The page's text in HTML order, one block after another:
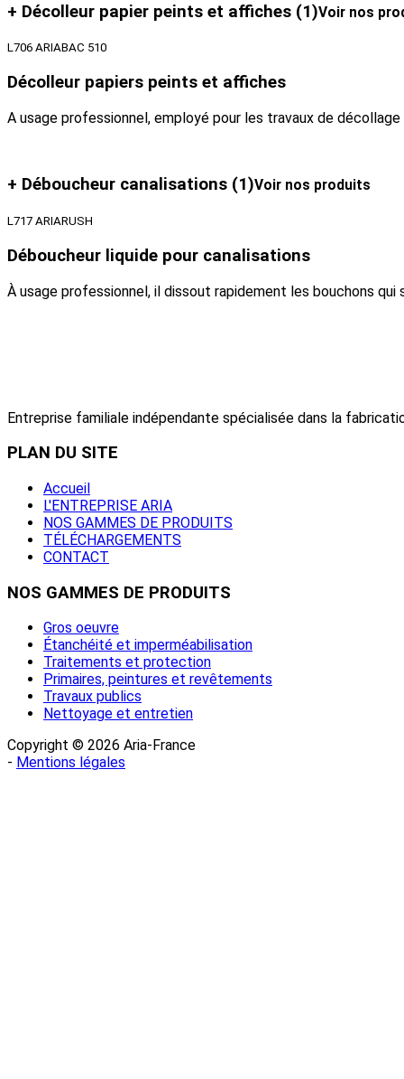
+ Décolleur papier peints et affiches (1)Voir nos
L706 ARIABAC 510
Décolleur papiers peints et affiches
A usage professionnel, employé pour les travaux de
+ Déboucheur canalisations (1)Voir nos produits
L717 ARIARUSH
Déboucheur liquide pour canalisations
À usage professionnel, il dissout rapidement les bouchons
Entreprise familiale indépendante spécialisée dans la
PLAN DU SITE
Accueil
L'ENTREPRISE ARIA
NOS GAMMES DE PRODUITS
TÉLÉCHARGEMENTS
CONTACT
NOS GAMMES DE PRODUITS
Gros oeuvre
Étanchéité et imperméabilisation
Traitements et protection
Primaires, peintures et revêtements
Travaux publics
Nettoyage et entretien
Copyright © 2026 Aria-France
- Mentions légales